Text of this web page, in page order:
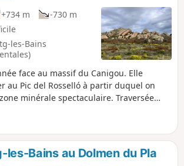
+734 m
-730 m
les-Bains
face au massif du Canigou. Elle
au Pic del Rosselló à partir duquel on
minérale spectaculaire. Traversée
avoir été déposés par des mains de
grandiose servant de pâturage face au
Pyrénées au Sud.
les-Bains au Dolmen du Pla